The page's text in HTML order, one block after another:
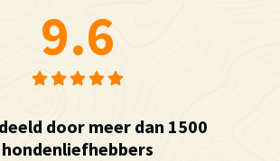
9.6
door meer dan 1500
hondenliefhebbers